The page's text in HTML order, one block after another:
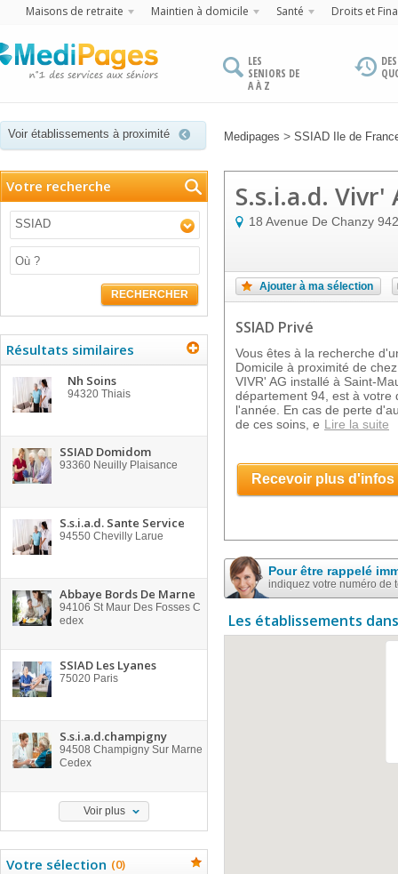
Maisons de retraite Maintien à domicile Santé Droits et
LES
SENIORS DE
A À Z
Voir établissements à proximité Medipages > SSIAD Ile de
Votre recherche
SSIAD
RECHERCHER
Résultats similaires
Nh Soins
94320 Thiais
SSIAD Domidom
93360 Neuilly Plaisance
S.s.i.a.d. Sante Service
94550 Chevilly Larue
Abbaye Bords De Marne
94106 St Maur Des Fosses C
edex
SSIAD Les Lyanes
75020 Paris
S.s.i.a.d.champigny
94508 Champigny Sur Marne
Cedex
Voir plus
Votre sélection (0)
S.s.i.a.d. Vivr'
18 Avenue De Chanzy
Ajouter à ma sélection
SSIAD Privé
Vous êtes à la recherche
Domicile à proximité de
VIVR' AG installé à Saint-
département 94, est à votre
l'année. En cas de perte
de ces soins, e Lire la suite
Recevoir plus d'infos
Pour être rappelé
indiquez votre numéro de
Les établissements